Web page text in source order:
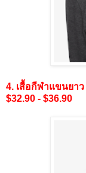
4. เสื้อกีฬาแขนยาว
$32.90 - $36.90